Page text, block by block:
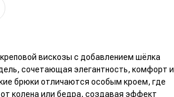
вискозы с добавлением шёлка
сочетающая элегантность, комфорт и
брюки отличаются особым кроем, где
колена или бедра, создавая эффект